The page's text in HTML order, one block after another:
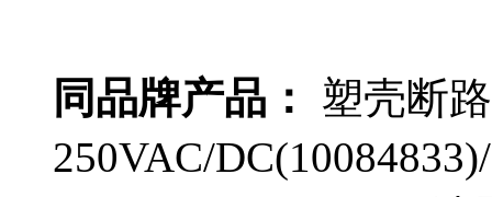
同品牌产品：
塑壳断
250VAC/